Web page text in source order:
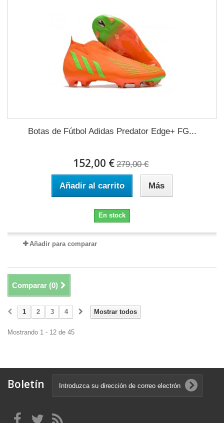
Botas de Fútbol Adidas Predator Edge+ FG...
152,00 € 279,00 €
Añadir al carrito Más
En stock
Añadir para comparar
Comparar (0)
Mostrar todos
1 2 3 4
Mostrando 1 - 12 de 45
Boletín